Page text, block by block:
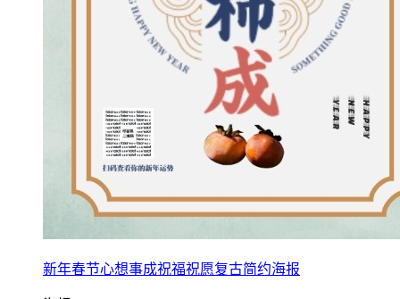
新年春节心想事成祝福祝愿复古简约海报